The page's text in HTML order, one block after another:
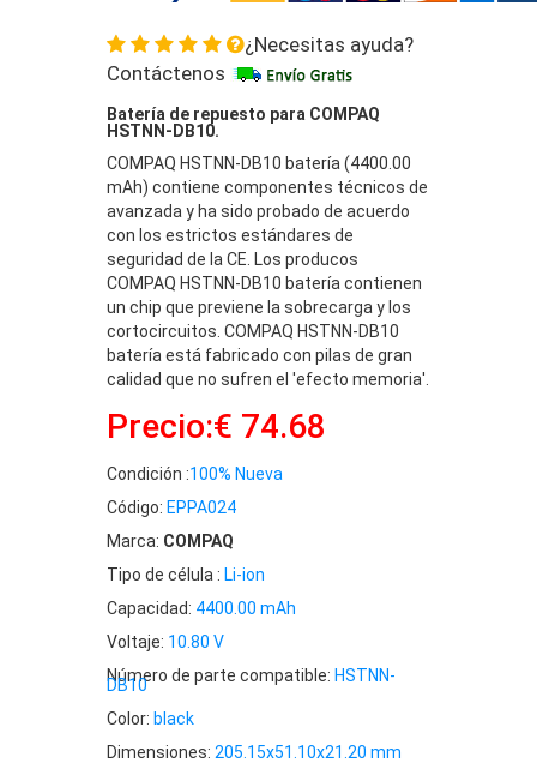
¿Necesitas ayuda?
Contáctenos
Batería de repuesto para COMPAQ
HSTNN-DB10.
COMPAQ HSTNN-DB10 batería (4400.00
mAh) contiene componentes técnicos de
avanzada y ha sido probado de acuerdo
con los estrictos estándares de
seguridad de la CE. Los producos
COMPAQ HSTNN-DB10 batería contienen
un chip que previene la sobrecarga y los
cortocircuitos. COMPAQ HSTNN-DB10
batería está fabricado con pilas de gran
calidad que no sufren el 'efecto memoria'.
Precio:€ 74.68
Condición :100% Nueva
Código: EPPA024
Marca: COMPAQ
Tipo de célula : Li-ion
Capacidad: 4400.00 mAh
Voltaje: 10.80 V
Número de parte compatible: HSTNN-
DB10
Color: black
Dimensiones: 205.15x51.10x21.20 mm